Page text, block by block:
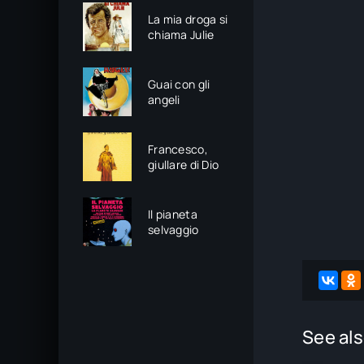
La mia droga si
chiama Julie
Guai con gli
angeli
Francesco,
giullare di Dio
Il pianeta
selvaggio
See